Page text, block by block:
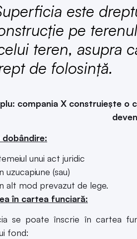
este
pe
teren, asupra
de folosință.
compania X construiește o
dobândire:
unui act juridic
uzucapiune (sau)
alt mod prevazut de lege.
în cartea funciară:
se poate înscrie în cartea
fond: